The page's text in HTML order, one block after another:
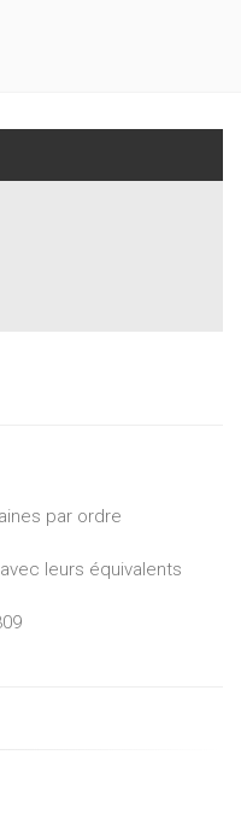
par ordre
leurs équivalents